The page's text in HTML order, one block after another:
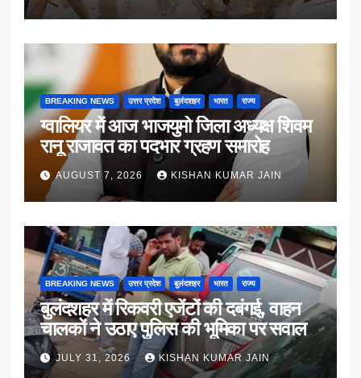
BREAKING NEWS उत्तर प्रदेश बुलंदशहर भारत राज्य
ग्वालियर में आज भाजयुमो जिला अध्यक्ष शिवम
रानू राजावत का पदभार ग्रहण समारोह
AUGUST 7, 2026 KISHAN KUMAR JAIN
BREAKING NEWS उत्तर प्रदेश बुलंदशहर भारत राज्य
बुलंदशहर में रिकवरी एजेंटों की दबंगई, वाहन
चालकों ने उठाए पुलिस की भूमिका पर सवाल
JULY 31, 2026 KISHAN KUMAR JAIN